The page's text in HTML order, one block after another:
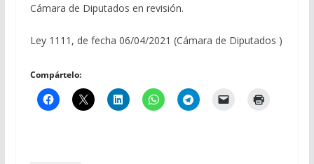
Cámara de Diputados en revisión.
Ley 1111, de fecha 06/04/2021 (Cámara de Diputados )
Compártelo: